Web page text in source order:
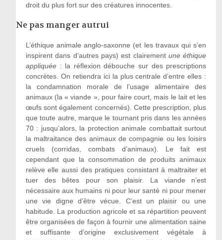
droit du plus fort sur des créatures innocentes.
Ne pas manger autrui
L’éthique animale anglo-saxonne (et les travaux qui s’en
inspirent dans d’autres pays) est clairement une éthique
appliquée: la réflexion débouche sur des prescriptions
concrètes. On retiendra ici la plus centrale d’entre elles :
la condamnation morale de l’usage alimentaire des
animaux (la « viande », pour faire court, mais le lait et les
œufs sont également concernés). Cette prescription, plus
que toute autre, marque le tournant pris dans les années
70 : jusqu’alors, la protection animale combattait surtout
la maltraitance des animaux de compagnie ou les loisirs
cruels (corridas, combats d’animaux). Le fait est
cependant que la consommation de produits animaux
relève elle aussi des pratiques consistant à maltraiter et
tuer des bêtes pour son plaisir. La viande n’est
nécessaire aux humains ni pour leur santé ni pour mener
une vie digne d’être vécue. C’est un plaisir ou une
habitude. La production agricole et sa répartition peuvent
être organisées de façon à fournir une alimentation saine
et suffisante d’origine exclusivement végétale à